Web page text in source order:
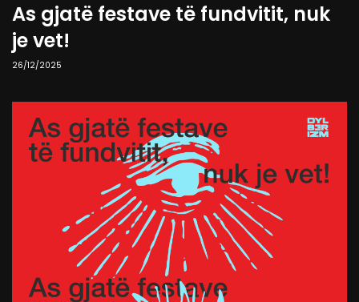
As gjatë festave të fundvitit, nuk
je vet!
26/12/2025